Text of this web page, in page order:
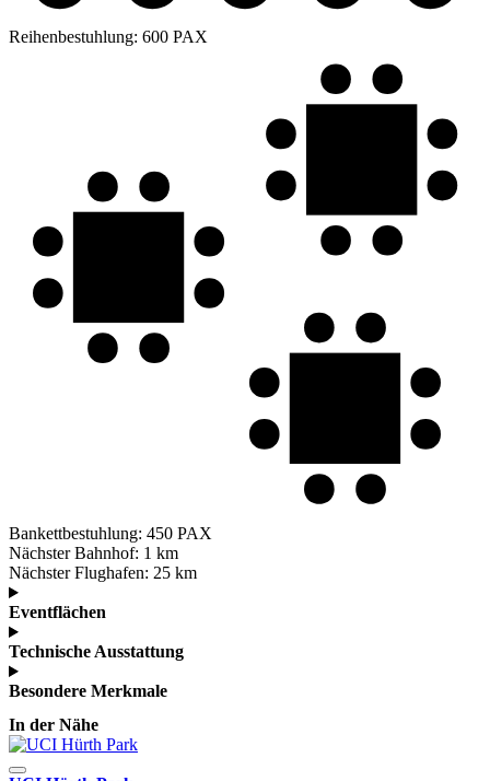
Reihenbestuhlung: 600 PAX
Bankettbestuhlung: 450 PAX
Nächster Bahnhof: 1 km
Nächster Flughafen: 25 km
Eventflächen
Technische Ausstattung
Besondere Merkmale
In der Nähe